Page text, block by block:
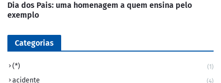
Dia dos Pais: uma homenagem a quem ensina pelo
exemplo
Categorias
(*) (1)
acidente (4)